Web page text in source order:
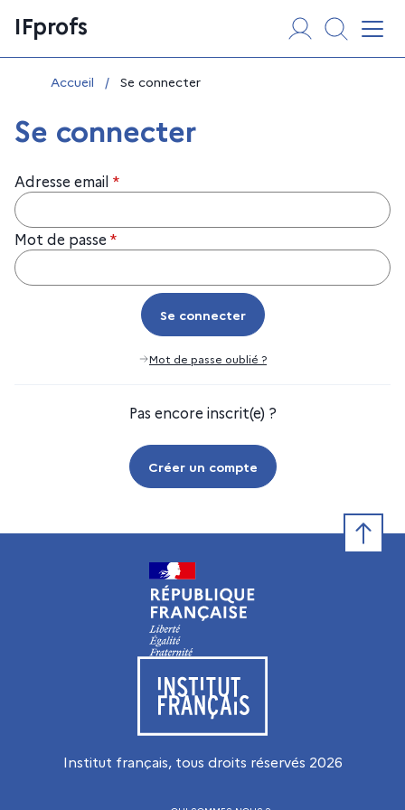
au
contenu
IFprofs
Vous êtes ici :
Accueil / Se connecter
Se connecter
Adresse email *
Mot de passe *
Se connecter
Se connecter
Mot de passe oublié ?
Pas encore inscrit(e) ?
Créer un compte
Visiter le site de l’Institut français
Institut français, tous droits réservés 2026